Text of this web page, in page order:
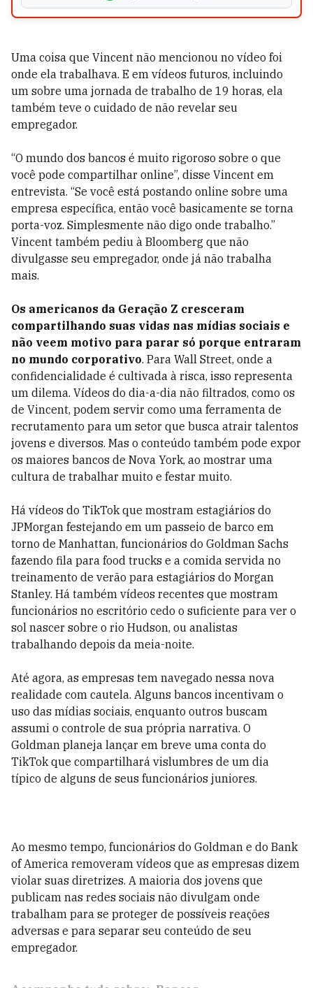
Uma coisa que Vincent não mencionou no vídeo foi
onde ela trabalhava. E em vídeos futuros, incluindo
um sobre uma jornada de trabalho de 19 horas, ela
também teve o cuidado de não revelar seu
empregador.
“O mundo dos bancos é muito rigoroso sobre o que
você pode compartilhar online”, disse Vincent em
entrevista. “Se você está postando online sobre uma
empresa específica, então você basicamente se torna
porta-voz. Simplesmente não digo onde trabalho.”
Vincent também pediu à Bloomberg que não
divulgasse seu empregador, onde já não trabalha
mais.
Os americanos da Geração Z cresceram
compartilhando suas vidas nas mídias sociais e
não veem motivo para parar só porque entraram
no mundo corporativo. Para Wall Street, onde a
confidencialidade é cultivada à risca, isso representa
um dilema. Vídeos do dia-a-dia não filtrados, como os
de Vincent, podem servir como uma ferramenta de
recrutamento para um setor que busca atrair talentos
jovens e diversos. Mas o conteúdo também pode expor
os maiores bancos de Nova York, ao mostrar uma
cultura de trabalhar muito e festar muito.
Há vídeos do TikTok que mostram estagiários do
JPMorgan festejando em um passeio de barco em
torno de Manhattan, funcionários do Goldman Sachs
fazendo fila para food trucks e a comida servida no
treinamento de verão para estagiários do Morgan
Stanley. Há também vídeos recentes que mostram
funcionários no escritório cedo o suficiente para ver o
sol nascer sobre o rio Hudson, ou analistas
trabalhando depois da meia-noite.
Até agora, as empresas tem navegado nessa nova
realidade com cautela. Alguns bancos incentivam o
uso das mídias sociais, enquanto outros buscam
assumi o controle de sua própria narrativa. O
Goldman planeja lançar em breve uma conta do
TikTok que compartilhará vislumbres de um dia
típico de alguns de seus funcionários juniores.
Ao mesmo tempo, funcionários do Goldman e do Bank
of America removeram vídeos que as empresas dizem
violar suas diretrizes. A maioria dos jovens que
publicam nas redes sociais não divulgam onde
trabalham para se proteger de possíveis reações
adversas e para separar seu conteúdo de seu
empregador.